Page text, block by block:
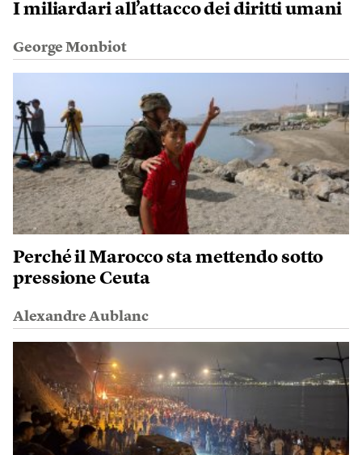
I miliardari all’attacco dei diritti umani
George Monbiot
Perché il Marocco sta mettendo sotto
pressione Ceuta
Alexandre Aublanc